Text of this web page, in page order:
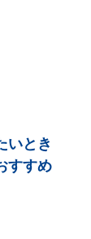
いとき
すすめ